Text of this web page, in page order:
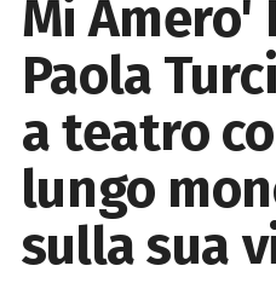
Mi Amero'
Paola
a teatro
lungo
sulla sua